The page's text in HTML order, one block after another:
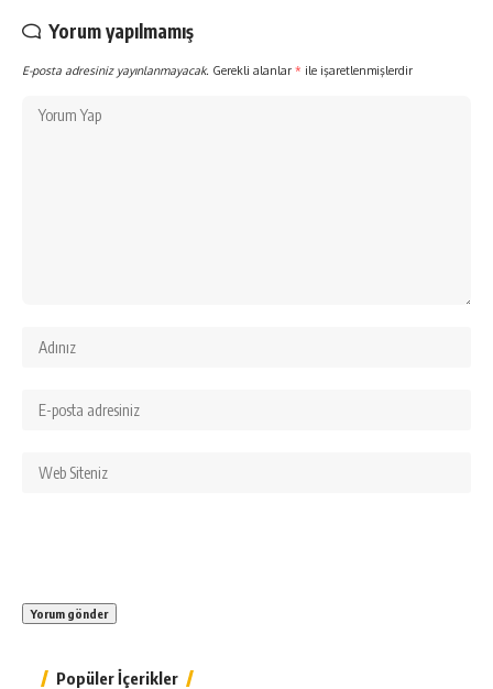
Yorum yapılmamış
E-posta adresiniz yayınlanmayacak. Gerekli alanlar * ile işaretlenmişlerdir
Popüler İçerikler